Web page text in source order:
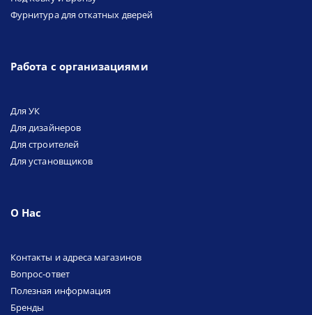
Фурнитура для откатных дверей
Работа с организациями
Для УК
Для дизайнеров
Для строителей
Для установщиков
О Нас
Контакты и адреса магазинов
Вопрос-ответ
Полезная информация
Бренды